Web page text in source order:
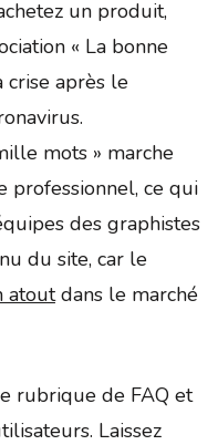
un produit,
« La bonne
après le
mots » marche
professionnel, ce qui
des graphistes
du site, car le
atoutdans le marché
rubrique de FAQ et
Laissez